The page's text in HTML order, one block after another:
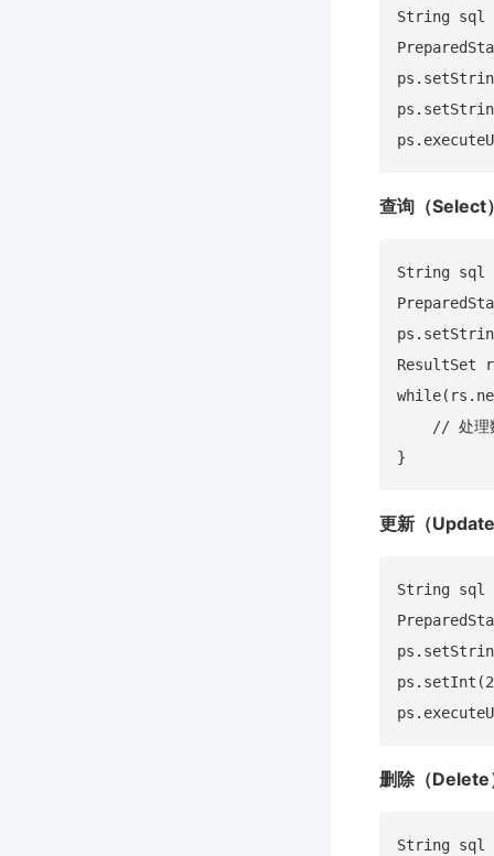
String sql
查询（Select
String sql =
ResultSet
// 处理
更新（
String sql =
删除（Delete
String sql =